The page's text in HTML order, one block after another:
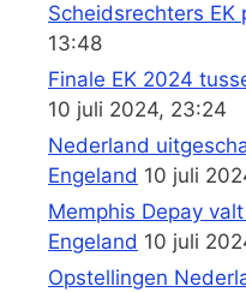
Scheidsrechters EK
13:48
Finale EK 2024
10 juli 2024, 23:24
Nederland
Engeland 10 juli
Memphis Depay
Engeland 10 juli
Opstellingen